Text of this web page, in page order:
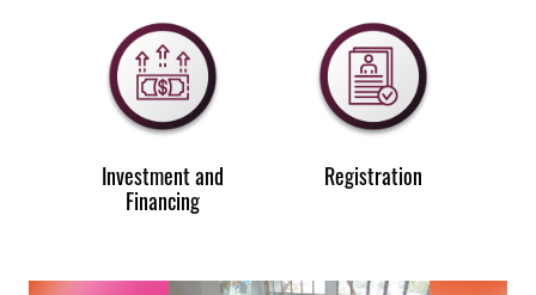
Investment and
Financing
Registration